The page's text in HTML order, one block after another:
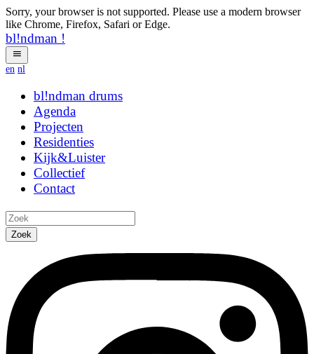
Sorry, your browser is not supported. Please use a modern browser
like Chrome, Firefox, Safari or Edge.
bl!ndman !
en nl
bl!ndman drums
Agenda
Projecten
Residenties
Kijk&Luister
Collectief
Contact
Zoek